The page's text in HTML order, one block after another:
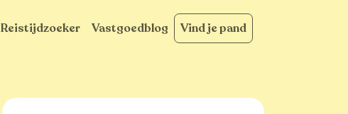
Reistijdzoeker Vastgoedblog Vind je pand